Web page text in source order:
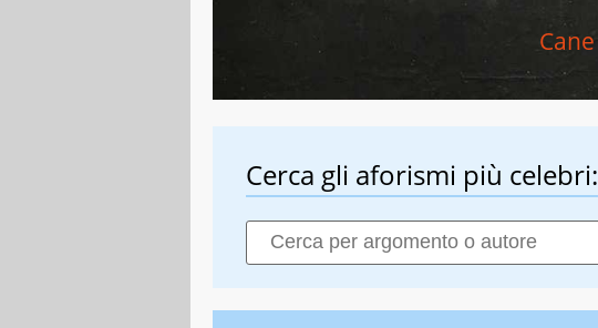
Cane
Cerca gli aforismi più celebri: